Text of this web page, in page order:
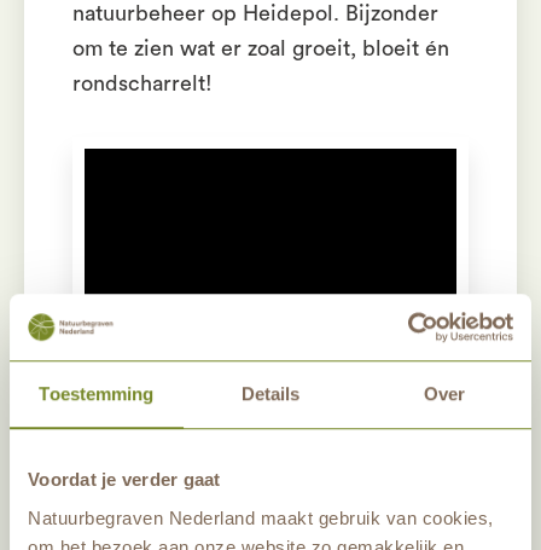
Toestemming Details Over
Voordat je verder gaat
Natuurbegraven Nederland maakt gebruik van cookies,
natuurbeheer op Heidepol. Bijzonder
om te zien wat er zoal groeit, bloeit én
rondscharrelt!
Pas instellingen voor
[wt_cli_manage_consent]
aan